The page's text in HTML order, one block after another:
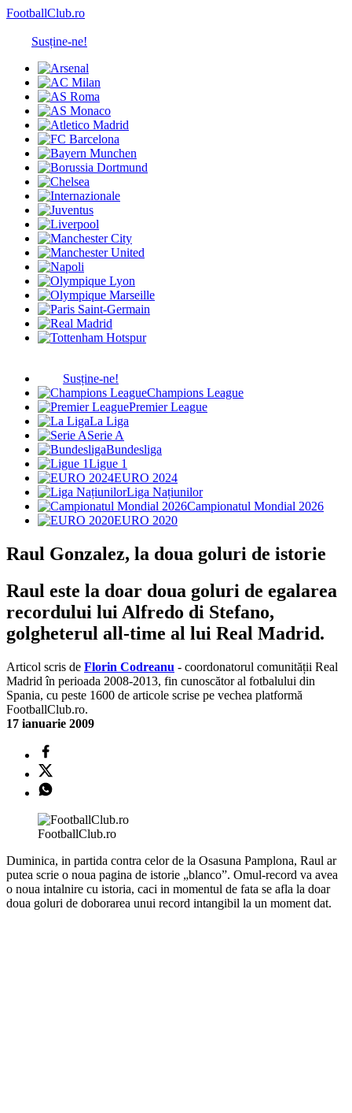
FootballClub.ro
Susține-ne!
Susține-ne!
Champions League
Premier League
La Liga
Serie A
Bundesliga
Ligue 1
EURO 2024
Liga Națiunilor
Campionatul Mondial 2026
EURO 2020
Raul Gonzalez, la doua goluri de istorie
Raul este la doar doua goluri de egalarea
recordului lui Alfredo di Stefano,
golgheterul all-time al lui Real Madrid.
Articol scris de Florin Codreanu - coordonatorul comunității Real
Madrid în perioada 2008-2013, fin cunoscător al fotbalului din
Spania, cu peste 1600 de articole scrise pe vechea platformă
FootballClub.ro.
17 ianuarie 2009
FootballClub.ro
Duminica, in partida contra celor de la Osasuna Pamplona, Raul ar
putea scrie o noua pagina de istorie „blanco”. Omul-record va avea
o noua intalnire cu istoria, caci in momentul de fata se afla la doar
doua goluri de doborarea unui record intangibil la un moment dat.